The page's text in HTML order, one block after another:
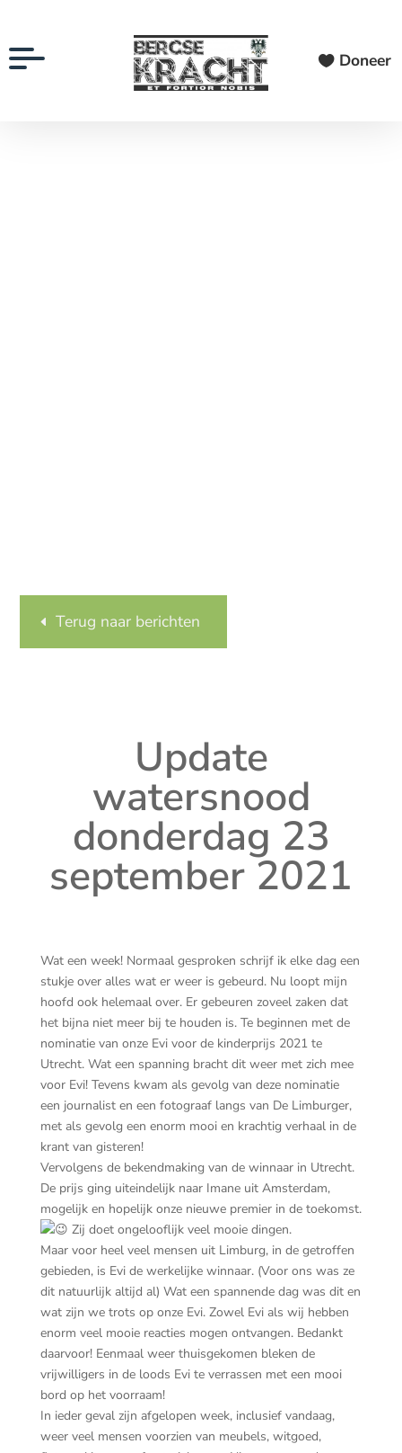
Doneer
Terug naar berichten
Update
watersnood
donderdag 23
september 2021
Wat een week! Normaal gesproken schrijf ik elke dag een
stukje over alles wat er weer is gebeurd. Nu loopt mijn
hoofd ook helemaal over. Er gebeuren zoveel zaken dat
het bijna niet meer bij te houden is. Te beginnen met de
nominatie van onze Evi voor de kinderprijs 2021 te
Utrecht. Wat een spanning bracht dit weer met zich mee
voor Evi! Tevens kwam als gevolg van deze nominatie
een journalist en een fotograaf langs van De Limburger,
met als gevolg een enorm mooi en krachtig verhaal in de
krant van gisteren!
Vervolgens de bekendmaking van de winnaar in Utrecht.
De prijs ging uiteindelijk naar Imane uit Amsterdam,
mogelijk en hopelijk onze nieuwe premier in de toekomst.
Zij doet ongelooflijk veel mooie dingen.
Maar voor heel veel mensen uit Limburg, in de getroffen
gebieden, is Evi de werkelijke winnaar. (Voor ons was ze
dit natuurlijk altijd al) Wat een spannende dag was dit en
wat zijn we trots op onze Evi. Zowel Evi als wij hebben
enorm veel mooie reacties mogen ontvangen. Bedankt
daarvoor! Eenmaal weer thuisgekomen bleken de
vrijwilligers in de loods Evi te verrassen met een mooi
bord op het voorraam!
In ieder geval zijn afgelopen week, inclusief vandaag,
weer veel mensen voorzien van meubels, witgoed,